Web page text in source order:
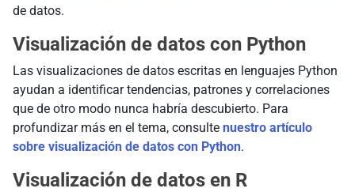
de datos.
Visualización de datos con Python
Las visualizaciones de datos escritas en lenguajes Python
ayudan a identificar tendencias, patrones y correlaciones
que de otro modo nunca habría descubierto. Para
profundizar más en el tema, consulte nuestro artículo
sobre visualización de datos con Python.
Visualización de datos en R